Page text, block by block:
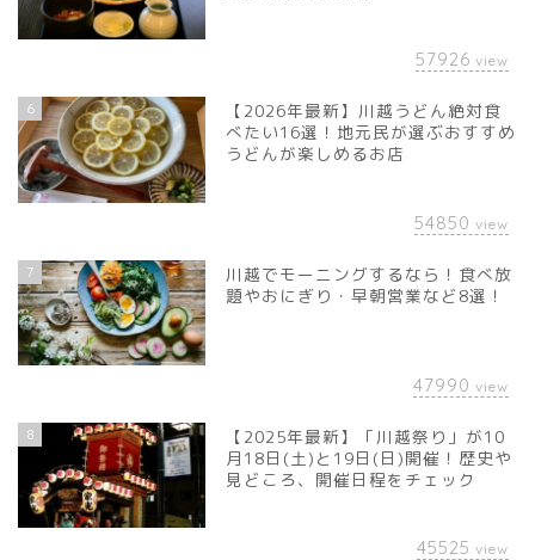
57926 view
6
【2026年最新】川越うどん絶対食
べたい16選！地元民が選ぶおすすめ
うどんが楽しめるお店
54850 view
7
川越でモーニングするなら！食べ放
題やおにぎり・早朝営業など8選！
47990 view
8
【2025年最新】「川越祭り」が10
月18日(土)と19日(日)開催！歴史や
見どころ、開催日程をチェック
45525 view